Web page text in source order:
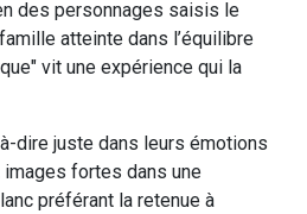
des personnages saisis le
atteinte dans l’équilibre
vit une expérience qui la
dire juste dans leurs émotions
fortes dans une
préférant la retenue à